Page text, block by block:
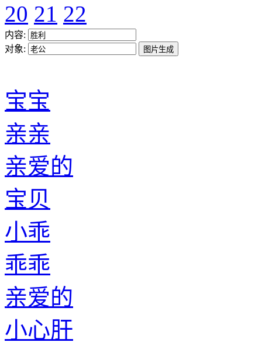
20 21 22
内容:
对象:
宝宝
亲亲
亲爱的
宝贝
小乖
乖乖
亲爱的
小心肝